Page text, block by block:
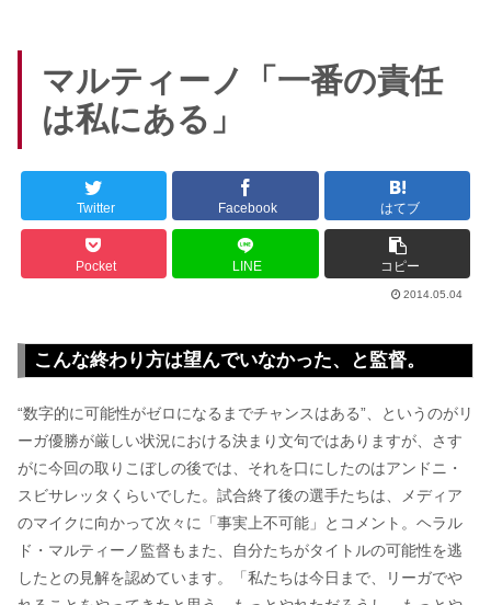
マルティーノ「一番の責任
は私にある」
Twitter Facebook はてブ
Pocket LINE コピー
2014.05.04
こんな終わり方は望んでいなかった、と監督。
“数字的に可能性がゼロになるまでチャンスはある”、というのがリ
ーガ優勝が厳しい状況における決まり文句ではありますが、さす
がに今回の取りこぼしの後では、それを口にしたのはアンドニ・
スビサレッタくらいでした。試合終了後の選手たちは、メディア
のマイクに向かって次々に「事実上不可能」とコメント。ヘラル
ド・マルティーノ監督もまた、自分たちがタイトルの可能性を逃
したとの見解を認めています。「私たちは今日まで、リーガでや